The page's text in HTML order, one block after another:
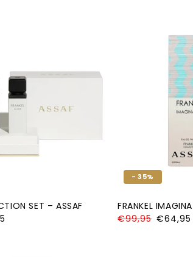
SET – ASSAF
- 35%
FRANKEL
Normale
€99,95 €64,95